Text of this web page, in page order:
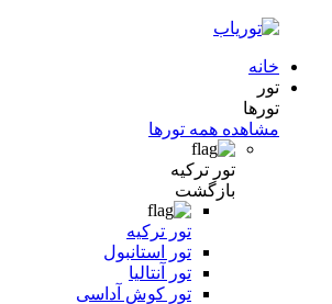
خانه
تور
تورها
مشاهده همه تورها
تور ترکیه
بازگشت
تور ترکیه
تور استانبول
تور آنتالیا
تور کوش آداسی